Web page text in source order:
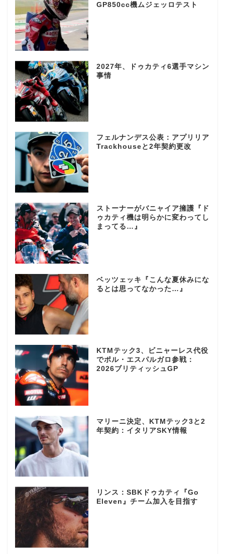
GP850cc機ムジェッロテスト
2027年、ドゥカティ6選手マシン
事情
フェルナンデス公表：アプリリア
Trackhouseと2年契約更改
ストーナーがバニャイア擁護『ド
ゥカティ機は明らかに変わってし
まってる…』
ベッツェッキ『こんな夏休みにな
るとは思ってなかった…』
KTMテック3、ビニャーレス代役
でポル・エスパルガロ参戦：
2026ブリティッシュGP
マリーニ決定、KTMテック3と2
年契約：イタリアSKY情報
リンス：SBKドゥカティ『Go
Eleven』チーム加入を目指す